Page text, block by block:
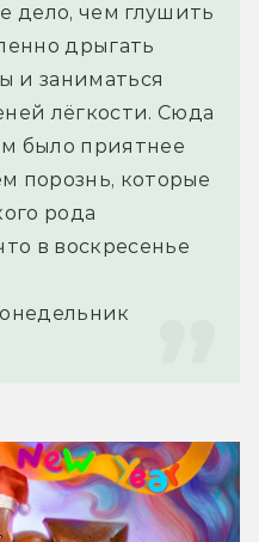
дело, чем глушить
дрыгать
и заниматься
лёгкости. Сюда
было приятнее
порознь, которые
рода
в воскресенье